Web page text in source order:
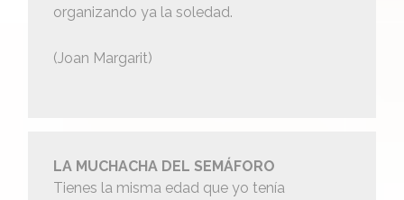
organizando ya la soledad.
(Joan Margarit)
LA MUCHACHA DEL SEMÁFORO
Tienes la misma edad que yo tenía